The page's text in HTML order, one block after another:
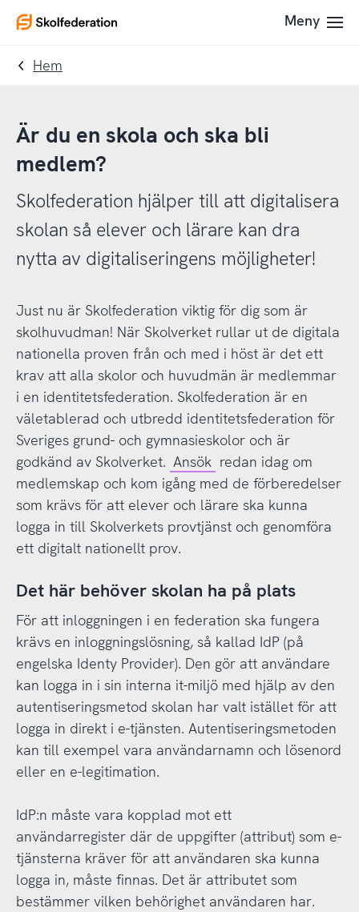
navigering
innehållet
To
Meny
Hem
Är du en skola och ska bli
medlem?
Skolfederation hjälper till att digitalisera
skolan så elever och lärare kan dra
nytta av digitaliseringens möjligheter!
Just nu är Skolfederation viktig för dig som är
skolhuvudman! När Skolverket rullar ut de digitala
nationella proven från och med i höst är det ett
krav att alla skolor och huvudmän är medlemmar
i en identitetsfederation. Skolfederation är en
väletablerad och utbredd identitetsfederation för
Sveriges grund- och gymnasieskolor och är
godkänd av Skolverket. Ansök redan idag om
medlemskap och kom igång med de förberedelser
som krävs för att elever och lärare ska kunna
logga in till Skolverkets provtjänst och genomföra
ett digitalt nationellt prov.
Det här behöver skolan ha på plats
För att inloggningen i en federation ska fungera
krävs en inloggningslösning, så kallad IdP (på
engelska Identy Provider). Den gör att användare
kan logga in i sin interna it-miljö med hjälp av den
autentiseringsmetod skolan har valt istället för att
logga in direkt i e-tjänsten. Autentiseringsmetoden
kan till exempel vara användarnamn och lösenord
eller en e-legitimation.
IdP:n måste vara kopplad mot ett
användarregister där de uppgifter (attribut) som e-
tjänsterna kräver för att användaren ska kunna
logga in, måste finnas. Det är attributet som
bestämmer vilken behörighet användaren har.